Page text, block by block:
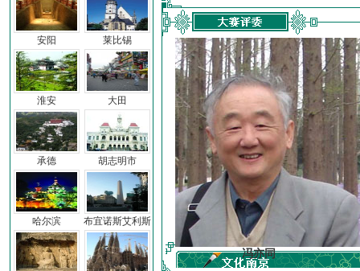
安阳
淮安
承德
哈尔滨
莱比锡
大田
胡志明市
布宜诺斯艾利斯
前子 冯亦同